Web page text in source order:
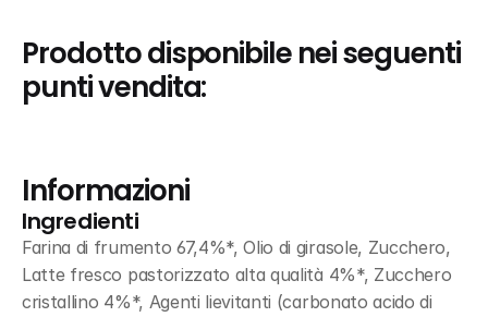
Prodotto disponibile nei seguenti
punti vendita:
Informazioni
Ingredienti
Farina di frumento 67,4%*, Olio di girasole, Zucchero,
Latte fresco pastorizzato alta qualità 4%*, Zucchero
cristallino 4%*, Agenti lievitanti (carbonato acido di